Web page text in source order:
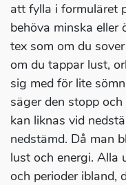
att fylla i formuläret
behöva minska
tex som om du
om du tappar lust,
sig med för lite
säger den stopp
kan liknas vid
nedstämd. Då man
lust och energi. Alla
och perioder ibland,